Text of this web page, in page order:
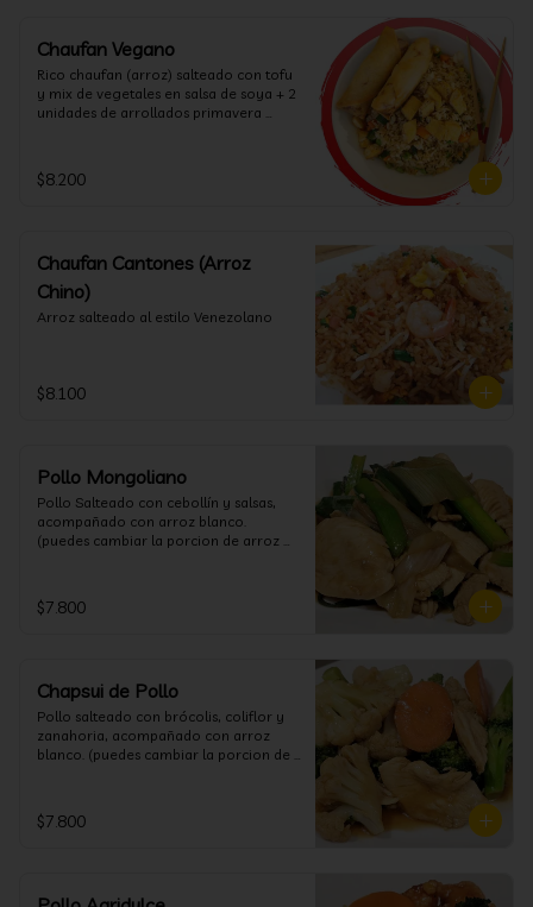
Chaufan Vegano
Rico chaufan (arroz) salteado con tofu
y mix de vegetales en salsa de soya + 2
unidades de arrollados primavera
$8.200
Chaufan Cantones (Arroz
Chino)
Arroz salteado al estilo Venezolano
$8.100
Pollo Mongoliano
Pollo Salteado con cebollín y salsas,
acompañado con arroz blanco.
(puedes cambiar la porcion de arroz
$7.800
Chapsui de Pollo
Pollo salteado con brócolis, coliflor y
zanahoria, acompañado con arroz
blanco. (puedes cambiar la porcion de
$7.800